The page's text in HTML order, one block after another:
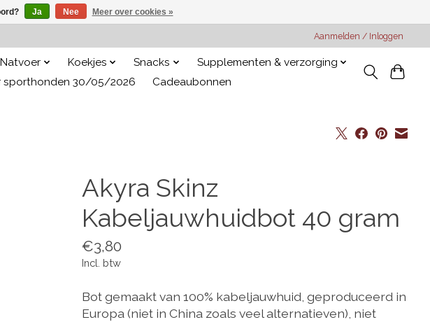
Aanmelden / Inloggen
Natvoer Koekjes Snacks
Supplementen & verzorging
sporthonden 30/05/2026 Cadeaubonnen
Akyra Skinz
Kabeljauwhuidbot 40 gram
€3,80
Incl. btw
Bot gemaakt van 100% kabeljauwhuid, geproduceerd in
Europa (niet in China zoals veel alternatieven), niet
Ja Nee Meer over cookies »